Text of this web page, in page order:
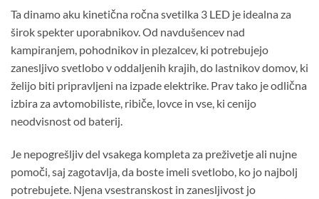
Ta dinamo aku kinetična ročna svetilka 3 LED je idealna za
širok spekter uporabnikov. Od navdušencev nad
kampiranjem, pohodnikov in plezalcev, ki potrebujejo
zanesljivo svetlobo v oddaljenih krajih, do lastnikov domov, ki
želijo biti pripravljeni na izpade elektrike. Prav tako je odlična
izbira za avtomobiliste, ribiče, lovce in vse, ki cenijo
neodvisnost od baterij.
Je nepogrešljiv del vsakega kompleta za preživetje ali nujne
pomoči, saj zagotavlja, da boste imeli svetlobo, ko jo najbolj
potrebujete. Njena vsestranskost in zanesljivost jo